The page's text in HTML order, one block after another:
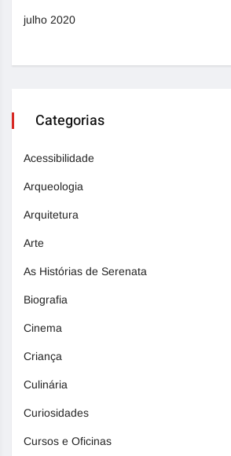
julho 2020
Categorias
Acessibilidade
Arqueologia
Arquitetura
Arte
As Histórias de Serenata
Biografia
Cinema
Criança
Culinária
Curiosidades
Cursos e Oficinas